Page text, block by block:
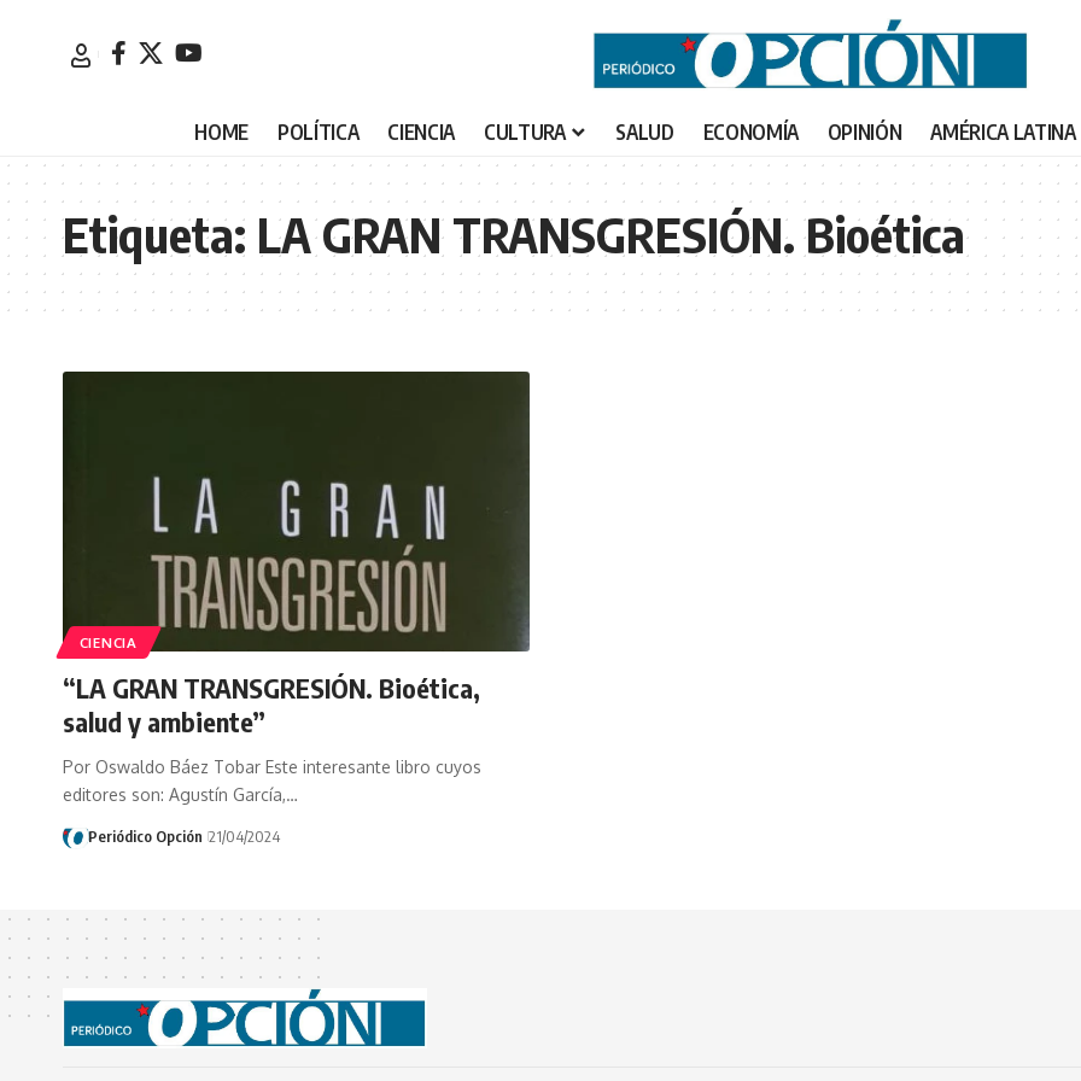
HOME POLÍTICA CIENCIA CULTURA SALUD ECONOMÍA OPINIÓN AMÉRICA LATINA
Etiqueta: LA GRAN TRANSGRESIÓN. Bioética
CIENCIA
“LA GRAN TRANSGRESIÓN. Bioética,
salud y ambiente”
Por Oswaldo Báez Tobar Este interesante libro cuyos
editores son: Agustín García,…
Periódico Opción 21/04/2024